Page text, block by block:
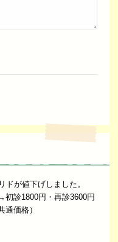
が値下げしました。
診1800円・再診3600円
通価格）